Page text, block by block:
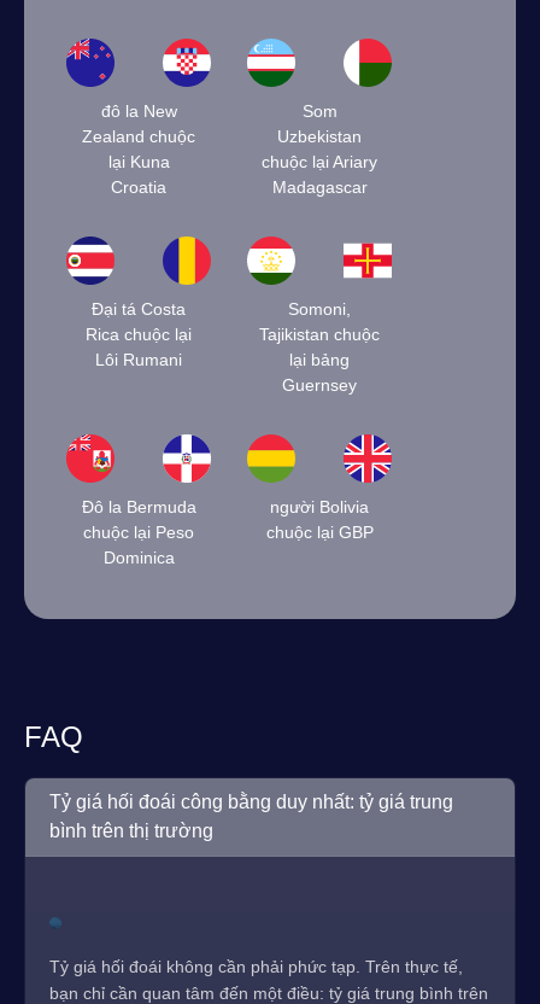
đô la New
Zealand chuộc
lại Kuna
Croatia
Som
Uzbekistan
chuộc lại Ariary
Madagascar
Đại tá Costa
Rica chuộc lại
Lôi Rumani
Somoni,
Tajikistan chuộc
lại bảng
Guernsey
Đô la Bermuda
chuộc lại Peso
Dominica
người Bolivia
chuộc lại GBP
FAQ
Tỷ giá hối đoái công bằng duy nhất: tỷ giá trung
bình trên thị trường
Tỷ giá hối đoái không cần phải phức tạp. Trên thực tế,
bạn chỉ cần quan tâm đến một điều: tỷ giá trung bình trên